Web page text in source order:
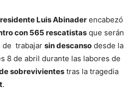
Luis Abinader encabezó
con 565 rescatistas que serán
de trabajar sin descanso desde la
8 de abril durante las labores de
sobrevivientes tras la tragedia
.